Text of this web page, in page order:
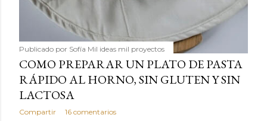
Publicado por Sofía Mil ideas mil proyectos
COMO PREPARAR UN PLATO DE PASTA
RÁPIDO AL HORNO, SIN GLUTEN Y SIN
LACTOSA
Compartir 16 comentarios